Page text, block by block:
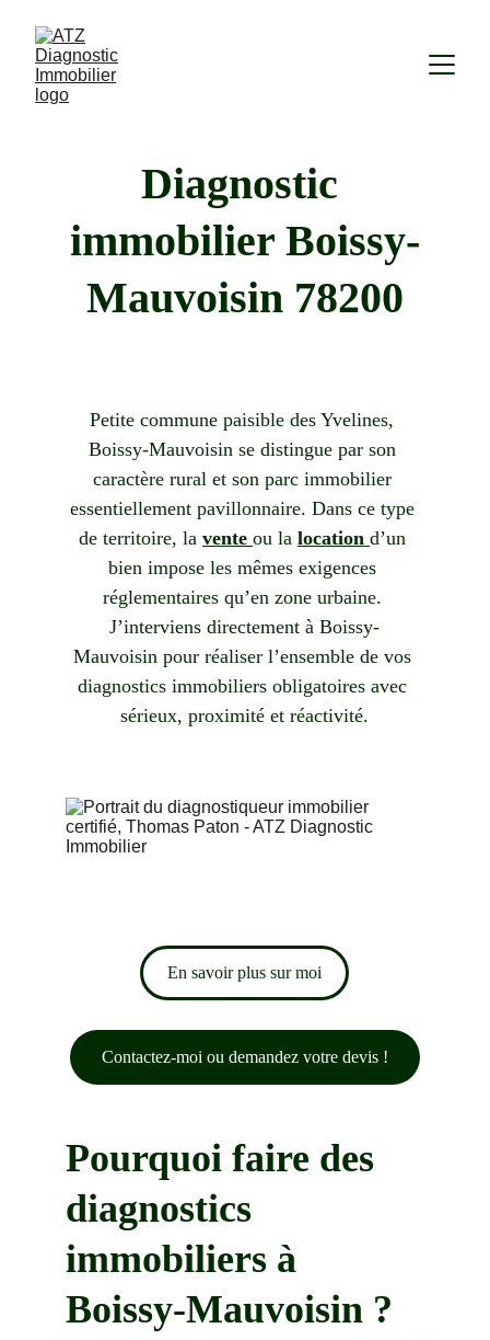
Diagnostic
immobilier Boissy-
Mauvoisin 78200
Petite commune paisible des Yvelines,
Boissy-Mauvoisin se distingue par son
caractère rural et son parc immobilier
essentiellement pavillonnaire. Dans ce type
de territoire, la vente ou la location d’un
bien impose les mêmes exigences
réglementaires qu’en zone urbaine.
J’interviens directement à Boissy-
Mauvoisin pour réaliser l’ensemble de vos
diagnostics immobiliers obligatoires avec
sérieux, proximité et réactivité.
Pourquoi faire des
diagnostics
immobiliers à
Boissy-Mauvoisin ?
En savoir plus sur moi
Contactez-moi ou demandez votre devis !